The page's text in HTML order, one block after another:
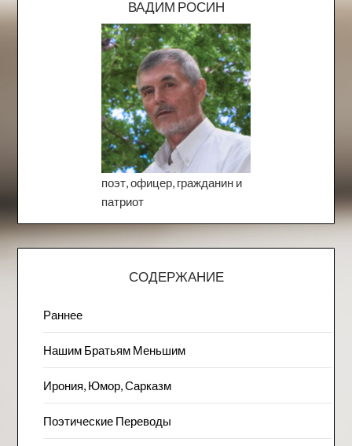
ВАДИМ РОСИН
поэт, офицер, гражданин и
патриот
СОДЕРЖАНИЕ
Раннее
Нашим Братьям Меньшим
Ирония, Юмор, Сарказм
Поэтические Переводы